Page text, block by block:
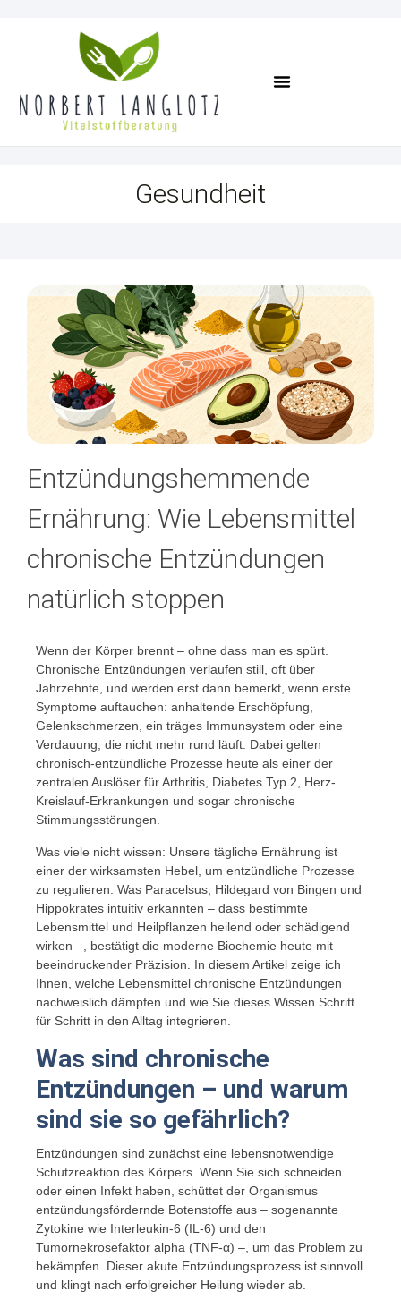
Gesundheit
Entzündungshemmende
Ernährung: Wie Lebensmittel
chronische Entzündungen
natürlich stoppen
Wenn der Körper brennt – ohne dass man es spürt.
Chronische Entzündungen verlaufen still, oft über
Jahrzehnte, und werden erst dann bemerkt, wenn erste
Symptome auftauchen: anhaltende Erschöpfung,
Gelenkschmerzen, ein träges Immunsystem oder eine
Verdauung, die nicht mehr rund läuft. Dabei gelten
chronisch-entzündliche Prozesse heute als einer der
zentralen Auslöser für Arthritis, Diabetes Typ 2, Herz-
Kreislauf-Erkrankungen und sogar chronische
Stimmungsstörungen.
Was viele nicht wissen: Unsere tägliche Ernährung ist
einer der wirksamsten Hebel, um entzündliche Prozesse
zu regulieren. Was Paracelsus, Hildegard von Bingen und
Hippokrates intuitiv erkannten – dass bestimmte
Lebensmittel und Heilpflanzen heilend oder schädigend
wirken –, bestätigt die moderne Biochemie heute mit
beeindruckender Präzision. In diesem Artikel zeige ich
Ihnen, welche Lebensmittel chronische Entzündungen
nachweislich dämpfen und wie Sie dieses Wissen Schritt
für Schritt in den Alltag integrieren.
Was sind chronische
Entzündungen – und warum
sind sie so gefährlich?
Entzündungen sind zunächst eine lebensnotwendige
Schutzreaktion des Körpers. Wenn Sie sich schneiden
oder einen Infekt haben, schüttet der Organismus
entzündungsfördernde Botenstoffe aus – sogenannte
Zytokine wie Interleukin-6 (IL-6) und den
Tumornekrosefaktor alpha (TNF-α) –, um das Problem zu
bekämpfen. Dieser akute Entzündungsprozess ist sinnvoll
und klingt nach erfolgreicher Heilung wieder ab.